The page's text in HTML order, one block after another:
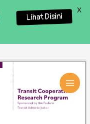
Lihat Disini
X